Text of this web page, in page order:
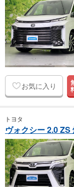
お気に入り
トヨタ
ヴォクシー 2.0 ZS